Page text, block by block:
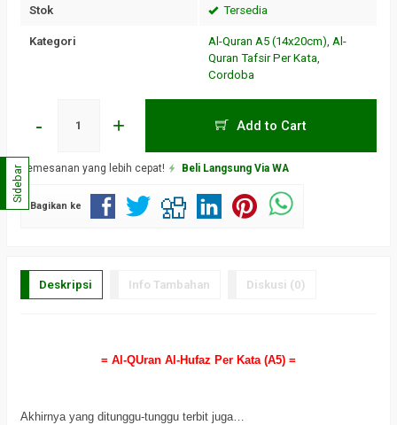
Stok Tersedia
Kategori Al-Quran A5 (14x20cm), Al-
Quran Tafsir Per Kata,
Cordoba
- + Add to Cart
Pemesanan yang lebih cepat! Beli Langsung Via WA
Bagikan ke
Deskripsi Info Tambahan Diskusi (0)
= Al-QUran Al-Hufaz Per Kata (A5) =
Akhirnya yang ditunggu-tunggu terbit juga…
Sidebar